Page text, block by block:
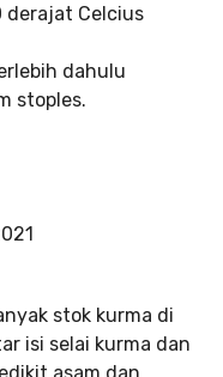
derajat Celcius
dahulu
stoples.
stok kurma di
isi selai kurma dan